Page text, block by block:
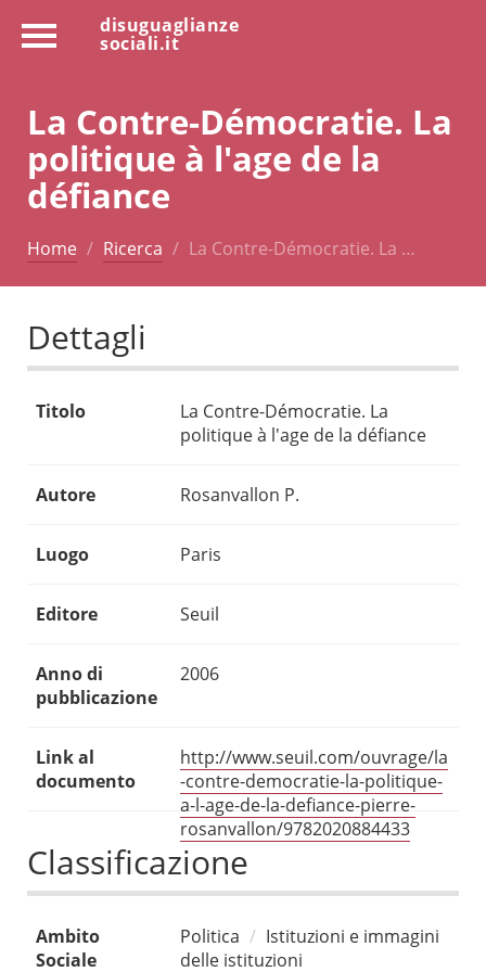
disuguaglianze
sociali.it
La Contre-Démocratie. La
politique à l'age de la
défiance
Home Ricerca La Contre-Démocratie. La …
Dettagli
Titolo
La Contre-Démocratie. La
politique à l'age de la défiance
Autore Rosanvallon P.
Luogo Paris
Editore Seuil
Anno di
pubblicazione
2006
Link al
documento
http://www.seuil.com/ouvrage/la
-contre-democratie-la-politique-
a-l-age-de-la-defiance-pierre-
rosanvallon/9782020884433
Classificazione
Ambito
Sociale
Politica
Istituzioni e immagini
delle istituzioni